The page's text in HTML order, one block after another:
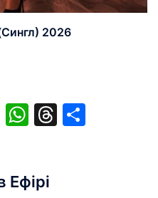
2026
Bluesky
WhatsApp
Threads
Ефірі